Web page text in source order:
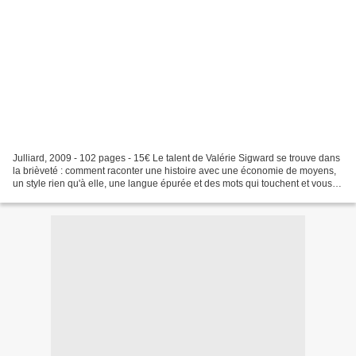
Julliard, 2009 - 102 pages - 15€ Le talent de Valérie Sigward se trouve dans
la brièveté : comment raconter une histoire avec une économie de moyens,
un style rien qu'à elle, une langue épurée et des mots qui touchent et vous